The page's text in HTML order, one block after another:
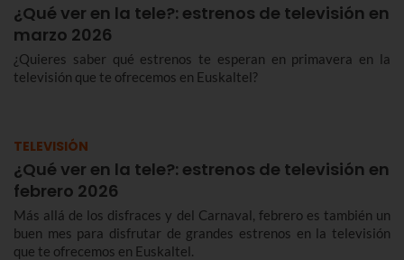
¿Qué ver en la tele?: estrenos de televisión en
marzo 2026
¿Quieres saber qué estrenos te esperan en primavera en la
televisión que te ofrecemos en Euskaltel?
TELEVISIÓN
¿Qué ver en la tele?: estrenos de televisión en
febrero 2026
Más allá de los disfraces y del Carnaval, febrero es también un
buen mes para disfrutar de grandes estrenos en la televisión
que te ofrecemos en Euskaltel.